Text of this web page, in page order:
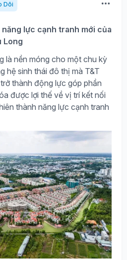
Dõi
năng lực cạnh tranh mới của
Long
là nền móng cho một chu kỳ
hệ sinh thái đô thị mà T&T
thành động lực góp phần
được lợi thế về vị trí kết nối
thành năng lực cạnh tranh